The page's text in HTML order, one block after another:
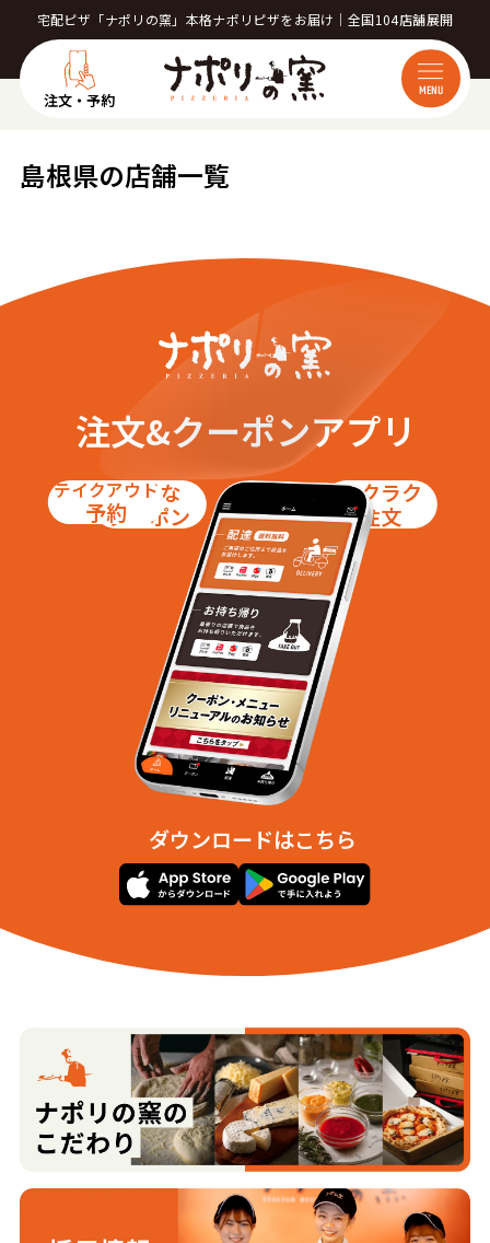
宅配ピザ「ナポリの窯」本格ナポリピザをお届け｜全国104店舗展開
注文・予約 MENU
島根県の店舗一覧
注文&クーポンアプリ
お得な
クーポン
テイクアウト
予約
ラクラク
注文
ダウンロードはこちら